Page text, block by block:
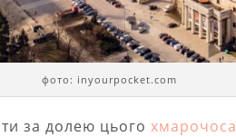
фото: inyourpocket.com
за долею цього хмарочоса